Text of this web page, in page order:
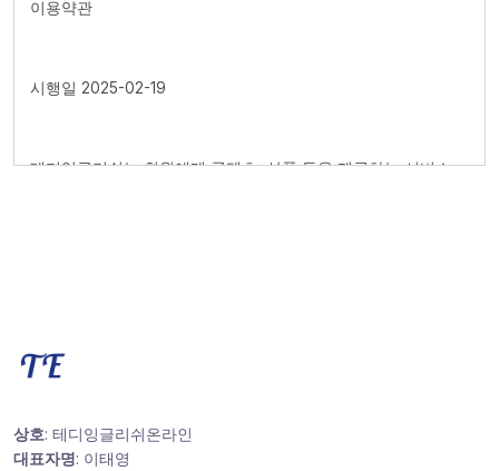
상호: 테디잉글리쉬온라인
대표자명: 이태영